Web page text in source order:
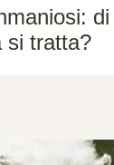
di
si tratta?